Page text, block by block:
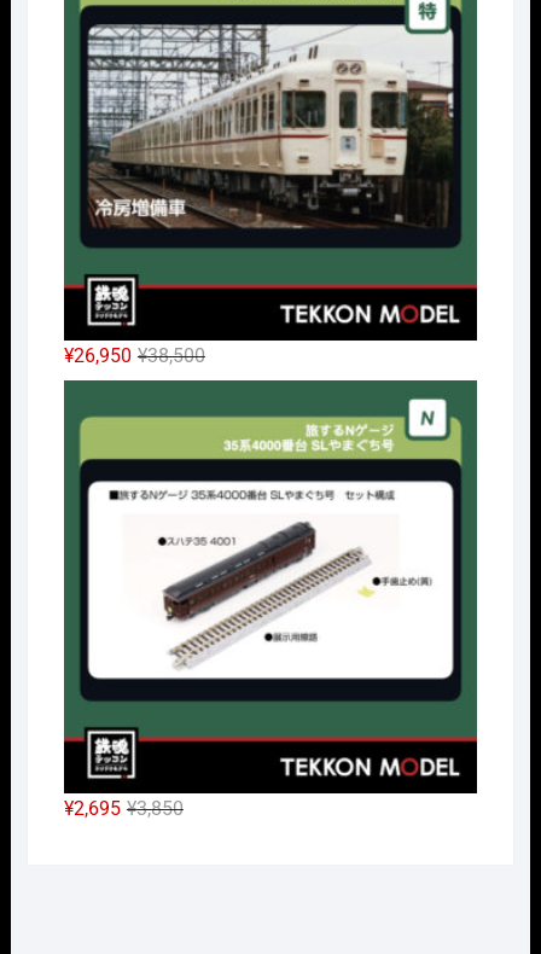
¥14,300
で
し
た。
は
¥10,010
で
す。
¥38,500元
の
価
¥38,500
し
た。
¥26,950
現
在
の
は
で
す。
¥3,850元
¥2,695
現